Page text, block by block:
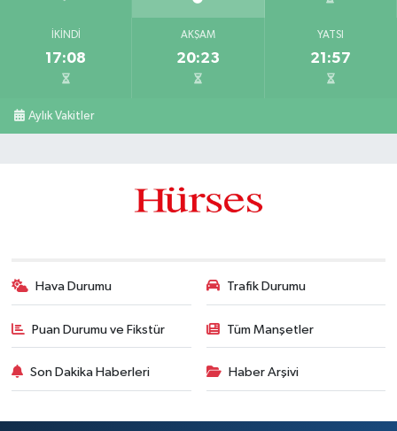
İKINDI
17:08
AKŞAM
20:23
YATSI
21:57
Aylık Vakitler
Hava Durumu Trafik Durumu
Puan Durumu ve Fikstür Tüm Manşetler
Son Dakika Haberleri Haber Arşivi